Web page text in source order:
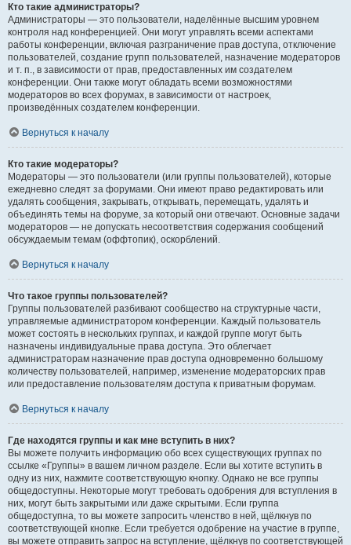
Кто такие администраторы?
Администраторы — это пользователи, наделённые высшим уровнем
контроля над конференцией. Они могут управлять всеми аспектами
работы конференции, включая разграничение прав доступа, отключение
пользователей, создание групп пользователей, назначение модераторов
и т. п., в зависимости от прав, предоставленных им создателем
конференции. Они также могут обладать всеми возможностями
модераторов во всех форумах, в зависимости от настроек,
произведённых создателем конференции.
Вернуться к началу
Кто такие модераторы?
Модераторы — это пользователи (или группы пользователей), которые
ежедневно следят за форумами. Они имеют право редактировать или
удалять сообщения, закрывать, открывать, перемещать, удалять и
объединять темы на форуме, за который они отвечают. Основные задачи
модераторов — не допускать несоответствия содержания сообщений
обсуждаемым темам (оффтопик), оскорблений.
Вернуться к началу
Что такое группы пользователей?
Группы пользователей разбивают сообщество на структурные части,
управляемые администратором конференции. Каждый пользователь
может состоять в нескольких группах, и каждой группе могут быть
назначены индивидуальные права доступа. Это облегчает
администраторам назначение прав доступа одновременно большому
количеству пользователей, например, изменение модераторских прав
или предоставление пользователям доступа к приватным форумам.
Вернуться к началу
Где находятся группы и как мне вступить в них?
Вы можете получить информацию обо всех существующих группах по
ссылке «Группы» в вашем личном разделе. Если вы хотите вступить в
одну из них, нажмите соответствующую кнопку. Однако не все группы
общедоступны. Некоторые могут требовать одобрения для вступления в
них, могут быть закрытыми или даже скрытыми. Если группа
общедоступна, то вы можете запросить членство в ней, щёлкнув по
соответствующей кнопке. Если требуется одобрение на участие в группе,
вы можете отправить запрос на вступление, щёлкнув по соответствующей